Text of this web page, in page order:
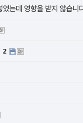
는데 영향을 받지 않습니
2